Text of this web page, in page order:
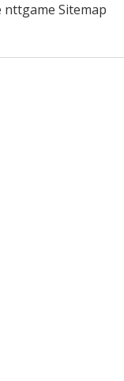
nttgame Sitemap